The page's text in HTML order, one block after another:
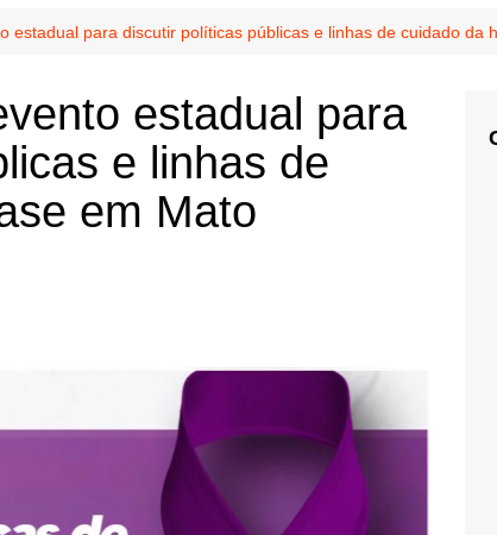
estadual para discutir políticas públicas e linhas de cuidado da
estadual para
e linhas de
em Mato